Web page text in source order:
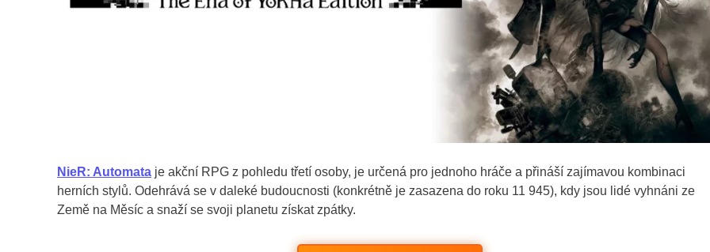
NieR: Automata je akční RPG z pohledu třetí osoby, je určená pro jednoho hráče a přináší zajímavou kombinaci
herních stylů. Odehrává se v daleké budoucnosti (konkrétně je zasazena do roku 11 945), kdy jsou lidé vyhnáni ze
Země na Měsíc a snaží se svoji planetu získat zpátky.